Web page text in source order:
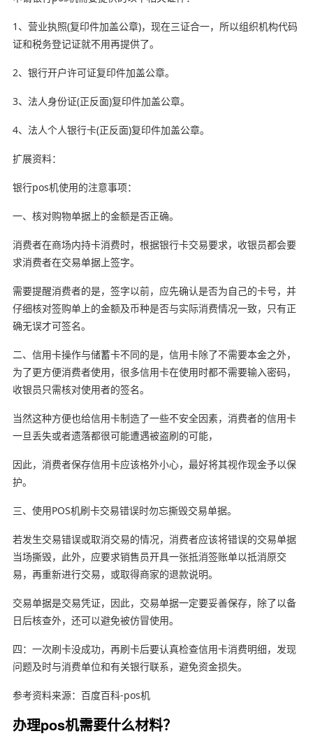
1、营业执照(复印件加盖公章)，现在三证合一，所以组织机构代码
证和税务登记证就不用再提供了。
2、银行开户许可证复印件加盖公章。
3、法人身份证(正反面)复印件加盖公章。
4、法人个人银行卡(正反面)复印件加盖公章。
扩展资料：
银行pos机使用的注意事项：
一、核对购物单据上的金额是否正确。
消费者在商场内持卡消费时，根据银行卡交易要求，收银员都会要
求消费者在交易单据上签字。
需要提醒消费者的是，签字以前，应先确认是否为自己的卡号，并
仔细核对签购单上的金额及币种是否与实际消费情况一致，只有正
确无误才可签名。
二、信用卡操作与储蓄卡不同的是，信用卡除了不需要本金之外，
为了更方便消费者使用，很多信用卡在使用时都不需要输入密码，
收银员只需核对使用者的签名。
当然这种方便也给信用卡制造了一些不安全因素，消费者的信用卡
一旦丢失或者遗落都很可能遭遇被盗刷的可能，
因此，消费者保存信用卡应该格外小心，最好将其视作现金予以保
护。
三、使用POS机刷卡交易错误时勿忘撕毁交易单据。
若发生交易错误或取消交易的情况，消费者应该将错误的交易单据
当场撕毁，此外，应要求销售员开具一张抵消签账单以抵消原交
易，再重新进行交易，或取得商家的退款说明。
交易单据是交易凭证，因此，交易单据一定要妥善保存，除了以备
日后核查外，还可以避免被仿冒使用。
四：一次刷卡没成功，再刷卡后要认真检查信用卡消费明细，发现
问题及时与消费单位和有关银行联系，避免资金损失。
参考资料来源：百度百科-pos机
办理pos机需要什么材料？